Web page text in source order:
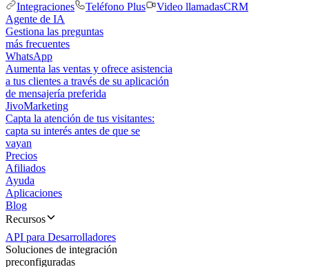
Integraciones
Teléfono Plus Video llamadasCRM
Agente de IA
Gestiona las preguntas
más frecuentes
WhatsApp
Aumenta las ventas y ofrece asistencia
a tus clientes a través de su aplicación
de mensajería preferida
JivoMarketing
Capta la atención de tus visitantes:
capta su interés antes de que se
vayan
Precios
Afiliados
Ayuda
Aplicaciones
Blog
Recursos
API para Desarrolladores
Soluciones de integración
preconfiguradas